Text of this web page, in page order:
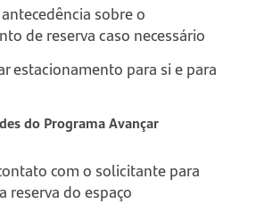
sobre o
de reserva caso necessário
estacionamento para si e para
do Programa Avançar
com o solicitante para
reserva do espaço